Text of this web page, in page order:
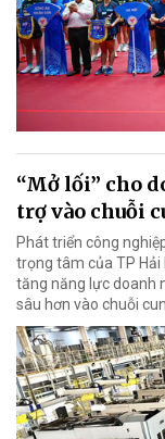
“Mở lối” cho
trợ vào chuỗi
Phát triển công
trọng tâm của TP Hải
tăng năng lực doanh
sâu hơn vào chuỗi